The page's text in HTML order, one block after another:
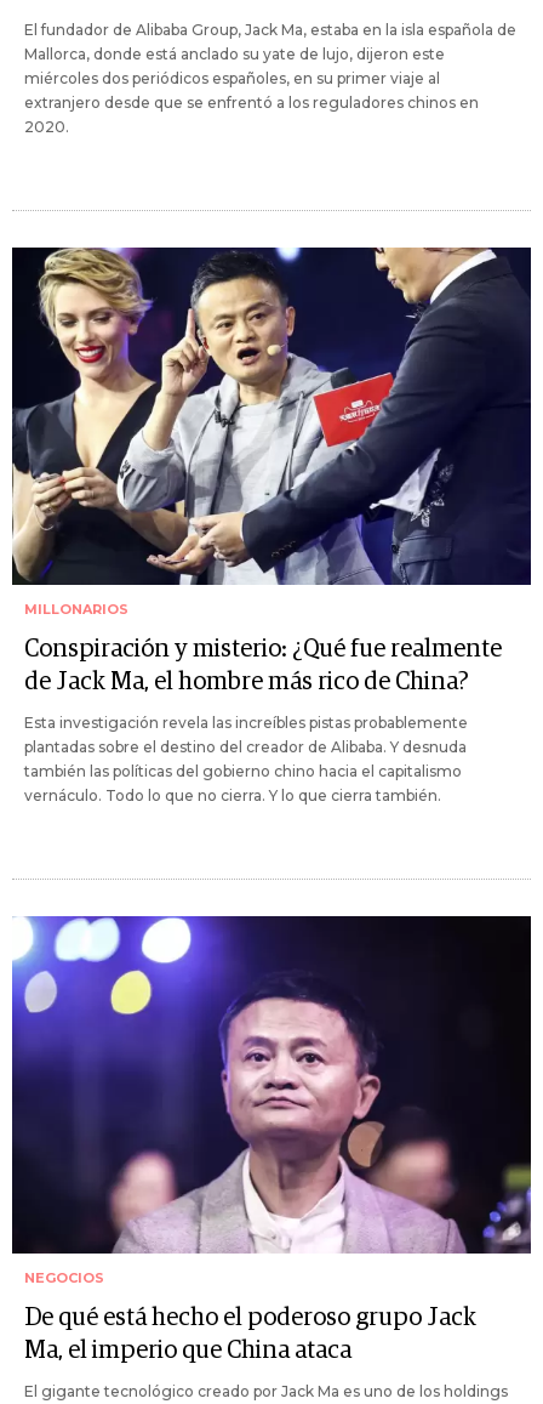
El fundador de Alibaba Group, Jack Ma, estaba en la isla española de
Mallorca, donde está anclado su yate de lujo, dijeron este
miércoles dos periódicos españoles, en su primer viaje al
extranjero desde que se enfrentó a los reguladores chinos en
2020.
MILLONARIOS
Conspiración y misterio: ¿Qué fue realmente
de Jack Ma, el hombre más rico de China?
Esta investigación revela las increíbles pistas probablemente
plantadas sobre el destino del creador de Alibaba. Y desnuda
también las políticas del gobierno chino hacia el capitalismo
vernáculo. Todo lo que no cierra. Y lo que cierra también.
NEGOCIOS
De qué está hecho el poderoso grupo Jack
Ma, el imperio que China ataca
El gigante tecnológico creado por Jack Ma es uno de los holdings